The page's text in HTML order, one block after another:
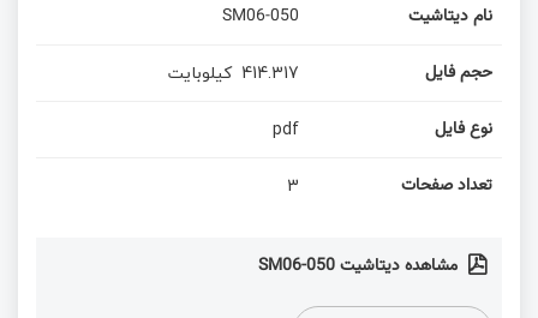
نام دیتاشیت SM06-050
حجم فایل 414.317 کیلوبایت
نوع فایل pdf
تعداد صفحات 3
مشاهده دیتاشیت SM06-050